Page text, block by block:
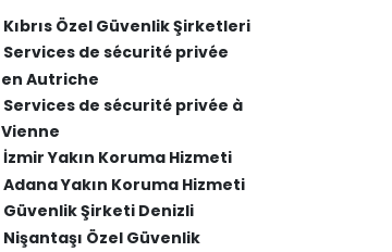
Kıbrıs Özel Güvenlik Şirketleri
Services de sécurité privée
en Autriche
Services de sécurité privée à
Vienne
İzmir Yakın Koruma Hizmeti
Adana Yakın Koruma Hizmeti
Güvenlik Şirketi Denizli
Nişantaşı Özel Güvenlik